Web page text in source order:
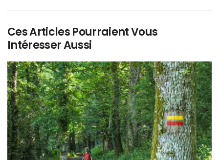
Ces Articles Pourraient Vous
Intéresser Aussi